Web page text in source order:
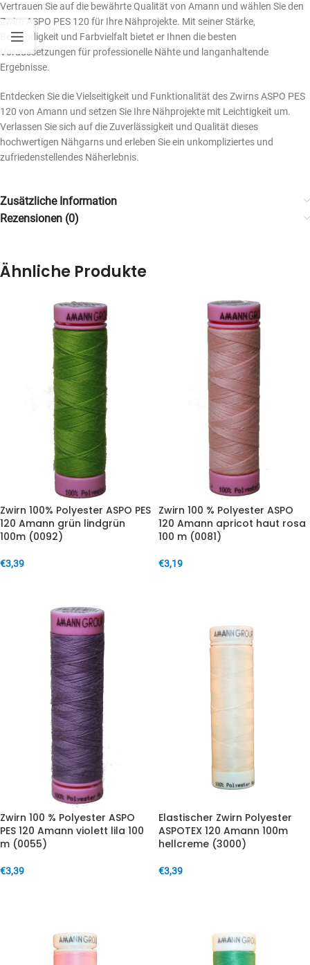
Vertrauen Sie auf die bewährte Qualität von Amann und wählen Sie den
Zwirn ASPO PES 120 für Ihre Nähprojekte. Mit seiner Stärke,
Beständigkeit und Farbvielfalt bietet er Ihnen die besten
Voraussetzungen für professionelle Nähte und langanhaltende
Ergebnisse.
Entdecken Sie die Vielseitigkeit und Funktionalität des Zwirns ASPO PES
120 von Amann und setzen Sie Ihre Nähprojekte mit Leichtigkeit um.
Verlassen Sie sich auf die Zuverlässigkeit und Qualität dieses
hochwertigen Nähgarns und erleben Sie ein unkompliziertes und
zufriedenstellendes Näherlebnis.
Zusätzliche Information
Rezensionen (0)
Ähnliche Produkte
Zwirn 100% Polyester ASPO PES
120 Amann grün lindgrün
100m (0092)
€3,39
Zwirn 100 % Polyester ASPO
120 Amann apricot haut rosa
100 m (0081)
€3,19
Zwirn 100 % Polyester ASPO
PES 120 Amann violett lila 100
m (0055)
€3,39
Elastischer Zwirn Polyester
ASPOTEX 120 Amann 100m
hellcreme (3000)
€3,39